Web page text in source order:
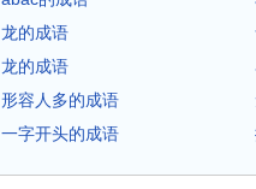
龙的成语
龙的成语
形容人多的成语
一字开头的成语